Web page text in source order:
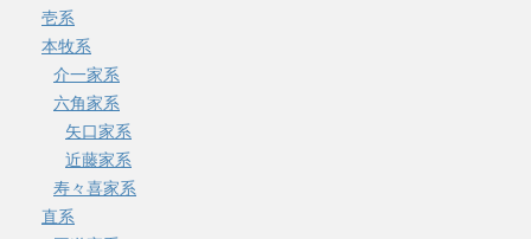
壱系
本牧系
介一家系
六角家系
矢口家系
近藤家系
寿々喜家系
直系